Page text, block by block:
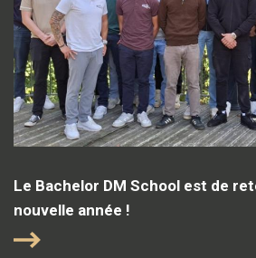
Le Bachelor DM School est de
nouvelle année !